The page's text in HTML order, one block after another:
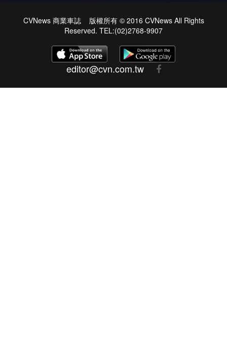
CVNews 商業車誌 版權所有 © 2016 CVNews All Rights
Reserved. TEL:(02)2768-9907
editor@cvn.com.tw